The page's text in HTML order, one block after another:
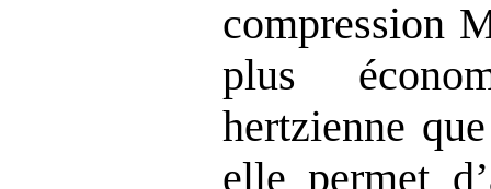
compression
plus
hertzienne
elle permet